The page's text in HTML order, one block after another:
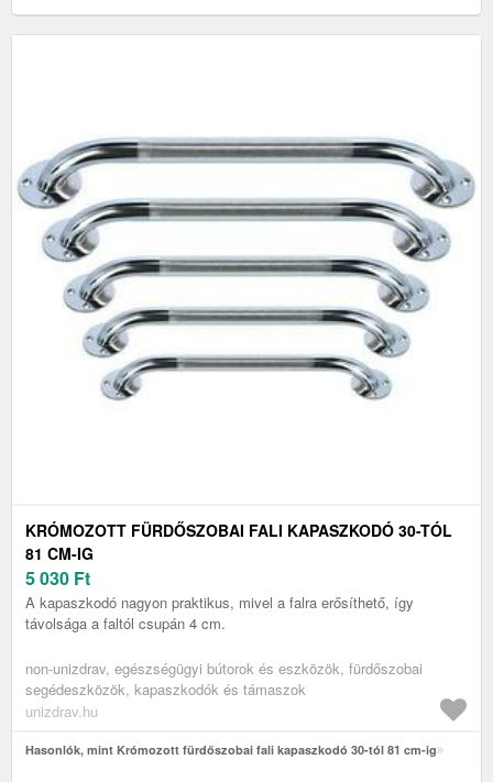
KRÓMOZOTT FÜRDŐSZOBAI FALI KAPASZKODÓ 30-TÓL
81 CM-IG
5 030 Ft
A kapaszkodó nagyon praktikus, mivel a falra erősíthető, így
távolsága a faltól csupán 4 cm.
non-unizdrav, egészségügyi bútorok és eszközök, fürdőszobai
segédeszközök, kapaszkodók és támaszok
unizdrav.hu
Hasonlók, mint Krómozott fürdőszobai fali kapaszkodó 30-tól 81 cm-ig